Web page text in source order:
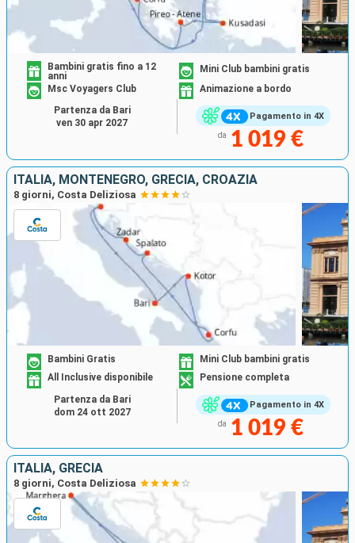
Pagamento in 4X
Bambini gratis fino a 12
anni
Mini Club bambini gratis
Msc Voyagers Club
Animazione a bordo
da 1 019 €
Partenza da Bari
ven 30 apr 2027
ITALIA, MONTENEGRO, GRECIA, CROAZIA
8 giorni, Costa Deliziosa
Pagamento in 4X
Bambini Gratis
Mini Club bambini gratis
All Inclusive disponibile
Pensione completa
da 1 019 €
Partenza da Bari
dom 24 ott 2027
ITALIA, GRECIA
8 giorni, Costa Deliziosa